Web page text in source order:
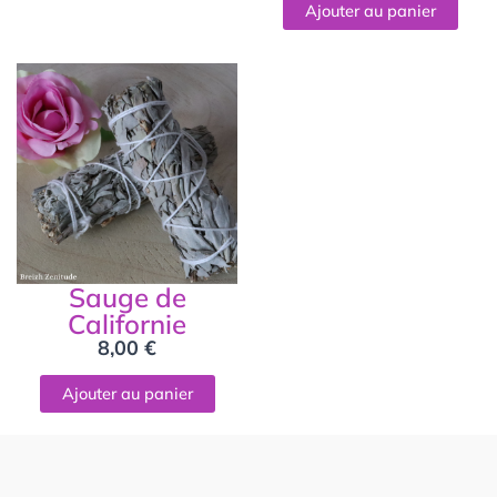
Ajouter au panier
Sauge de
Californie
8,00 €
Ajouter au panier